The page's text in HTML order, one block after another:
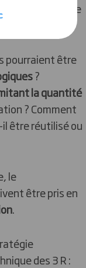
impossible de se
pourraient être
?
la quantité
? Comment
être réutilisé ou
le
être pris en
.
des 3 R :